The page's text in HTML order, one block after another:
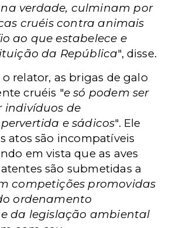
verdade, culminam por
cruéis contra animais
ao que estabelece e
da República", disse.
relator, as brigas de galo
cruéis "e só podem ser
indivíduos de
e sádicos". Ele
atos são incompatíveis
em vista que as aves
são submetidas a
competições promovidas
ordenamento
da legislação ambiental